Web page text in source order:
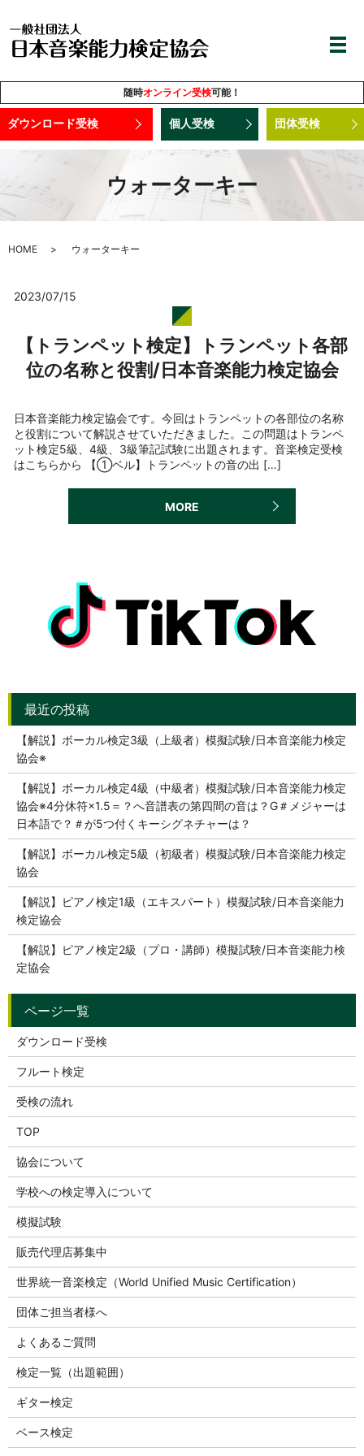
随時オンライン受検可能！
ダウンロード受検 個人受検 団体受検
ウォーターキー
HOME ウォーターキー
2023/07/15
【トランペット検定】トランペット各部
位の名称と役割/日本音楽能力検定協会
日本音楽能力検定協会です。今回はトランペットの各部位の名称
と役割について解説させていただきました。この問題はトランペ
ット検定5級、4級、3級筆記試験に出題されます。音楽検定受検
はこちらから 【①ベル】トランペットの音の出 […]
MORE
【解説】ボーカル検定3級（上級者）模擬試験/日本音楽能力検定
協会※
【解説】ボーカル検定4級（中級者）模擬試験/日本音楽能力検定
協会※4分休符×1.5＝？へ音譜表の第四間の音は？G＃メジャーは
日本語で？＃が5つ付くキーシグネチャーは？
【解説】ボーカル検定5級（初級者）模擬試験/日本音楽能力検定
協会
【解説】ピアノ検定1級（エキスパート）模擬試験/日本音楽能力
検定協会
【解説】ピアノ検定2級（プロ・講師）模擬試験/日本音楽能力検
定協会
ダウンロード受検
フルート検定
受検の流れ
TOP
協会について
学校への検定導入について
模擬試験
販売代理店募集中
世界統一音楽検定（World Unified Music Certification）
団体ご担当者様へ
よくあるご質問
検定一覧（出題範囲）
ギター検定
ベース検定